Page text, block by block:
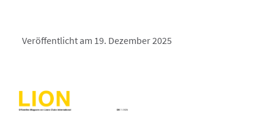
Veröffentlicht am 19. Dezember 2025